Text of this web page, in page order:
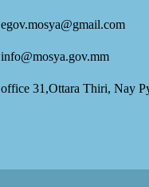
egov.mosya@gmail.com
info@mosya.gov.mm
office 31,Ottara Thiri, Nay